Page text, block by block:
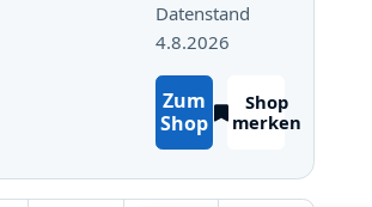
Datenstand
4.8.2026
Zum
Shop
Shop
merken